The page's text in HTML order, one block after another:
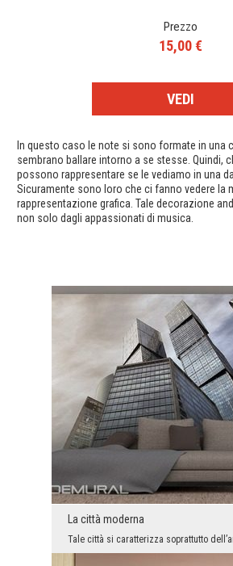
Prezzo
15,00 €
VEDI
In questo caso le note si sono formate in una
sembrano ballare intorno a se stesse. Quindi,
possono rappresentare se le vediamo in una
Sicuramente sono loro che ci fanno vedere la
rappresentazione grafica. Tale decorazione
non solo dagli appassionati di musica.
La città moderna